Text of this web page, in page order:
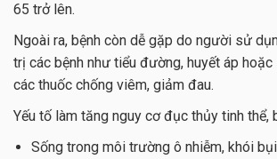
65 trở lên.
Ngoài ra, bệnh còn dễ gặp do người sử
trị các bệnh như tiểu đường, huyết áp
các thuốc chống viêm, giảm đau.
Yếu tố làm tăng nguy cơ đục thủy tinh thể,
Sống trong môi trường ô nhiễm, khói